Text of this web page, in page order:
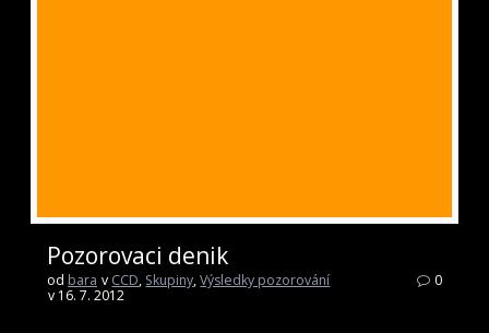
Pozorovaci denik
od bara v CCD, Skupiny,Výsledky pozorování
v 16. 7. 2012
0